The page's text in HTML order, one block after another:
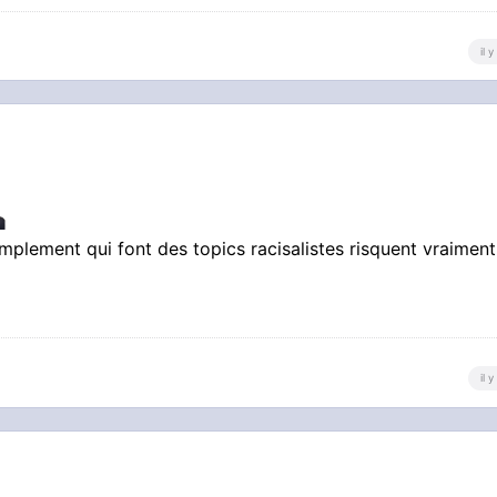
il y
qui font des topics racisalistes risquent
il y